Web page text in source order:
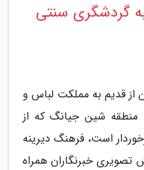
گردشگری سنتی
از قدیم به مملکت لباس و
منطقه شین جیانگ که از
است، فرهنگ دیرینه
تصویری خبرنگاران همراه